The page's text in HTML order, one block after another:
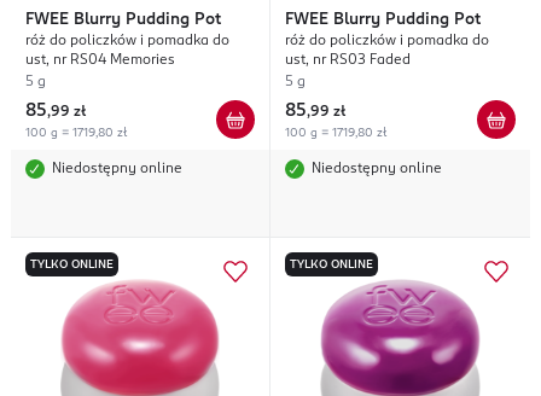
FWEE Blurry Pudding Pot
róż do policzków i pomadka do
ust, nr RS04 Memories
5 g
85,99 zł
100 g = 1719,80 zł
Niedostępny online
FWEE Blurry Pudding Pot
róż do policzków i pomadka do
ust, nr RS03 Faded
5 g
85,99 zł
100 g = 1719,80 zł
Niedostępny online
TYLKO ONLINE TYLKO ONLINE